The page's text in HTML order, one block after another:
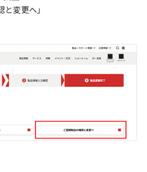
と変更へ」